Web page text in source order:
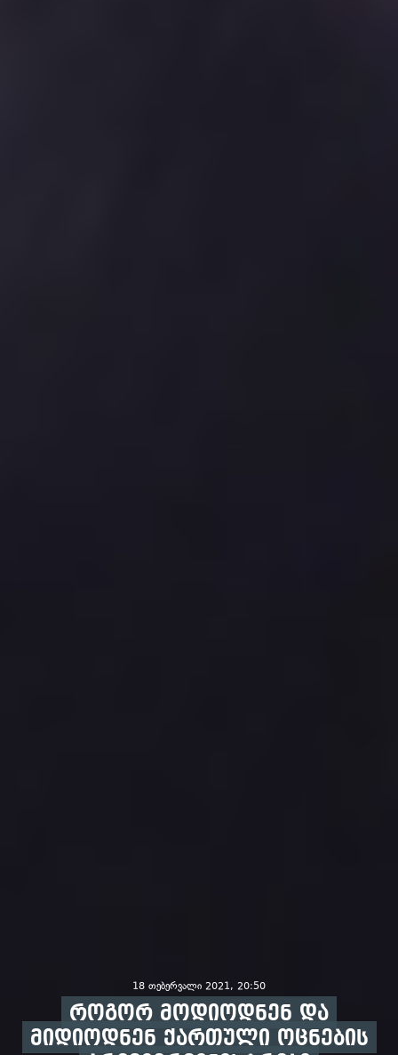
18 თებერვალი 2021, 20:50
როგორ მოდიოდნენ და
მიდიოდნენ ქართული ოცნების